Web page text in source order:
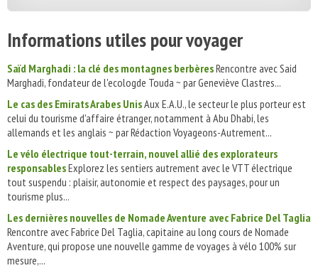
Informations utiles pour voyager
Saïd Marghadi : la clé des montagnes berbèresRencontre avec Said
Marghadi, fondateur de l'ecologde Touda ~ par Geneviève Clastres...
Le cas des Emirats Arabes UnisAux E.A.U., le secteur le plus porteur est
celui du tourisme d'affaire étranger, notamment à Abu Dhabi, les
allemands et les anglais ~ par Rédaction Voyageons-Autrement...
Le vélo électrique tout-terrain, nouvel allié des explorateurs
responsablesExplorez les sentiers autrement avec le VTT électrique
tout suspendu : plaisir, autonomie et respect des paysages, pour un
tourisme plus...
Les dernières nouvelles de Nomade Aventure avec Fabrice Del Taglia
Rencontre avec Fabrice Del Taglia, capitaine au long cours de Nomade
Aventure, qui propose une nouvelle gamme de voyages à vélo 100% sur
mesure,...